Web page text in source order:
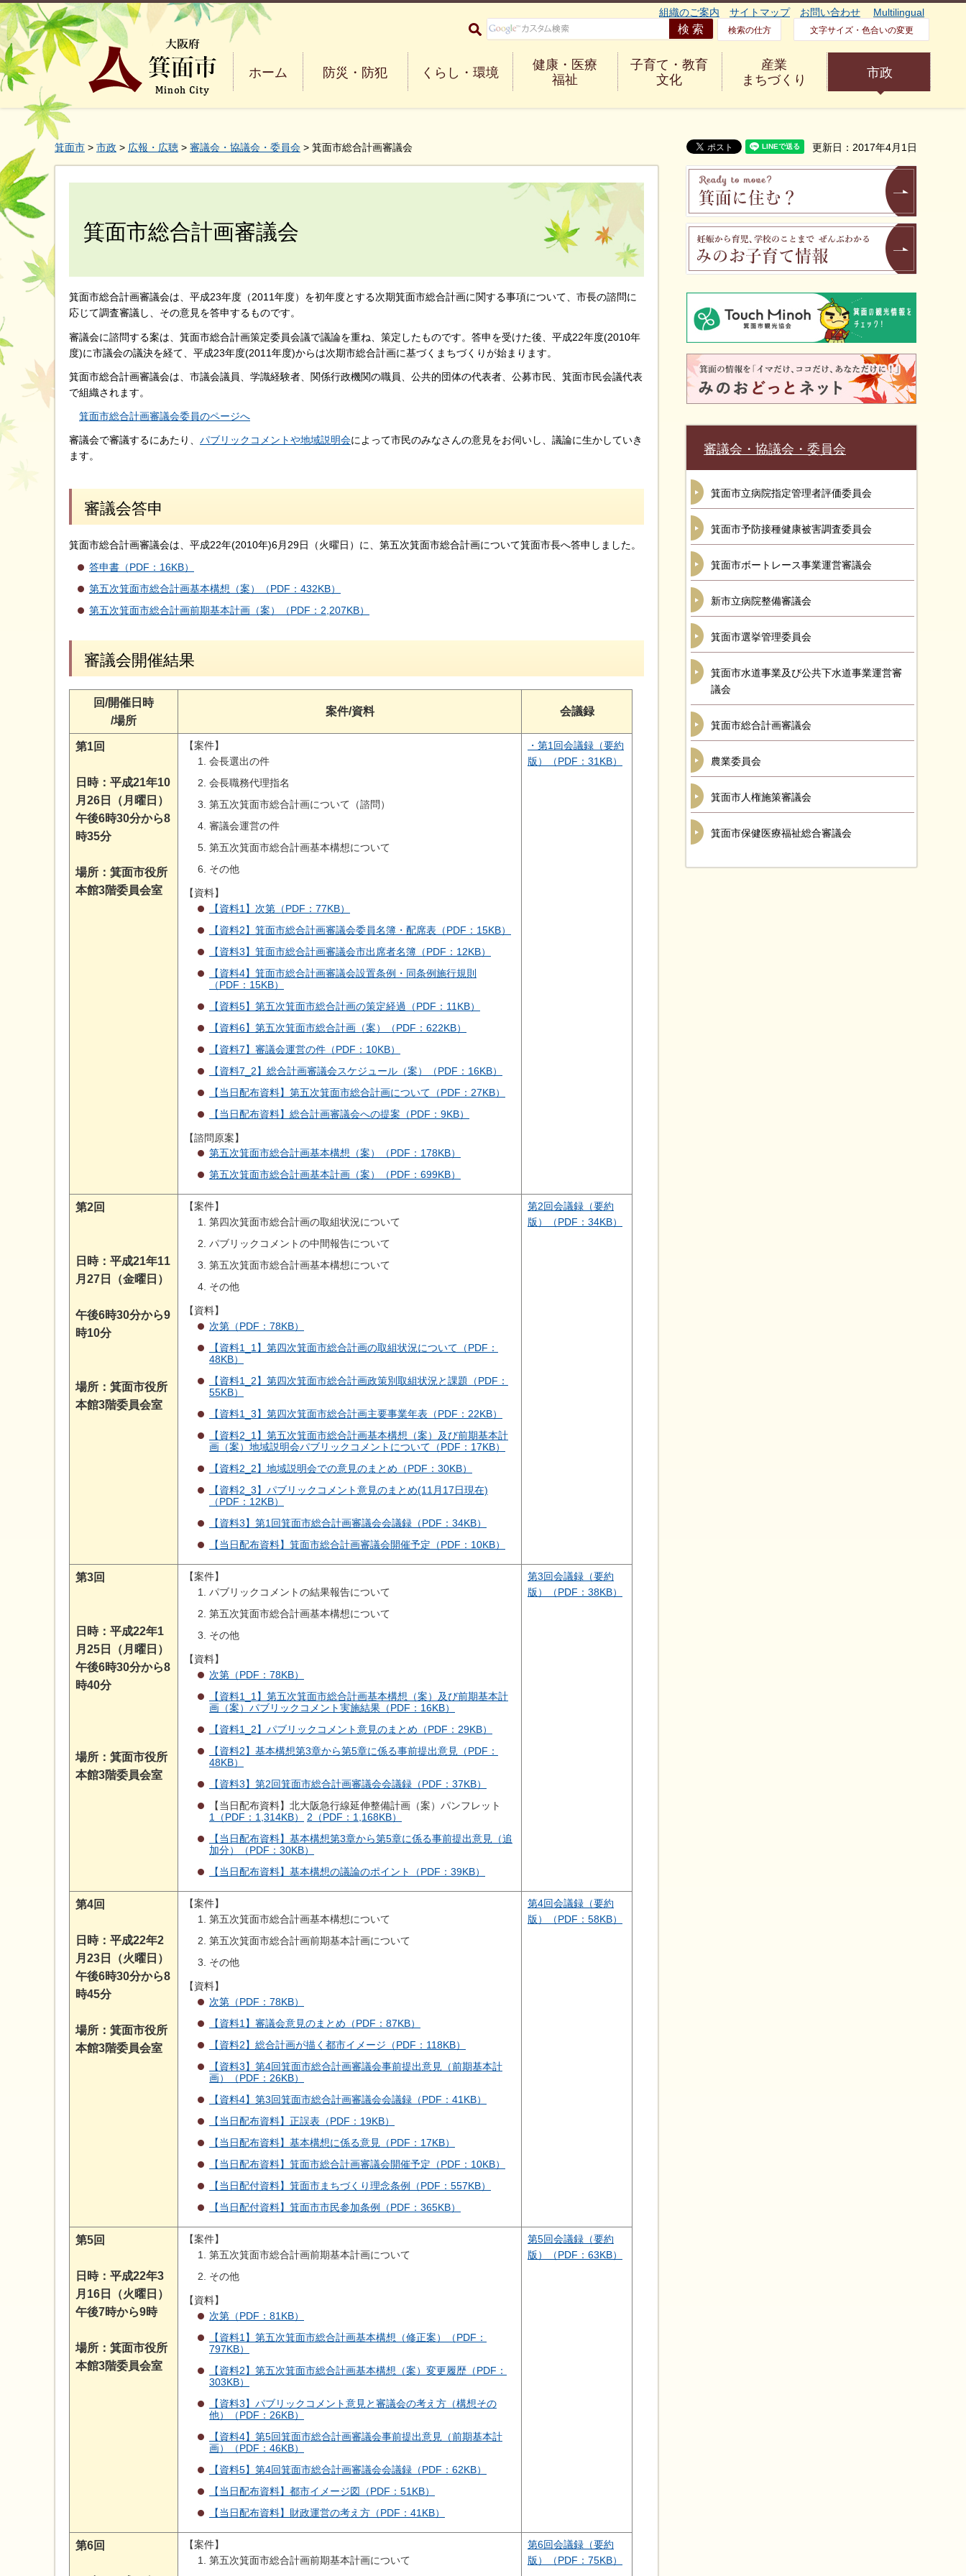
大阪府箕面市 Minoh City
組織のご案内 サイトマップ お問い合わせ Multilingual
検索の仕方 文字サイズ・色合いの変更
ホーム 防災・防犯 くらし・環境
健康・医療
福祉
子育て・教育
文化
産業
まちづくり
市政
箕面市 > 市政 > 広報・広聴 > 審議会・協議会・委員会 > 箕面市総合計画審議会 更新日：2017年4月1日
箕面市総合計画審議会
箕面市総合計画審議会は、平成23年度（2011年度）を初年度とする次期箕面市総合計画に関する事項について、市長の諮問に
応じて調査審議し、その意見を答申するものです。
審議会に諮問する案は、箕面市総合計画策定委員会議で議論を重ね、策定したものです。答申を受けた後、平成22年度(2010年
度)に市議会の議決を経て、平成23年度(2011年度)からは次期市総合計画に基づくまちづくりが始まります。
箕面市総合計画審議会は、市議会議員、学識経験者、関係行政機関の職員、公共的団体の代表者、公募市民、箕面市民会議代表
で組織されます。
箕面市総合計画審議会委員のページへ
審議会で審議するにあたり、 パブリックコメントや地域説明会によって市民のみなさんの意見をお伺いし、議論に生かしていき
ます。
審議会答申
箕面市総合計画審議会は、平成22年(2010年)6月29日（火曜日）に、第五次箕面市総合計画について箕面市長へ答申しました。
答申書（PDF：16KB）
第五次箕面市総合計画基本構想（案）（PDF：432KB）
第五次箕面市総合計画前期基本計画（案）（PDF：2,207KB）
審議会開催結果
回/開催日時
/場所
案件/資料 会議録
第1回
日時：平成21年10
月26日（月曜日）
午後6時30分から8
時35分
場所：箕面市役所
本館3階委員会室
【案件】
会長選出の件
会長職務代理指名
第五次箕面市総合計画について（諮問）
審議会運営の件
第五次箕面市総合計画基本構想について
その他
【資料】
【資料1】次第（PDF：77KB）
【資料2】箕面市総合計画審議会委員名簿・配席表（PDF：15KB）
【資料3】箕面市総合計画審議会市出席者名簿（PDF：12KB）
【資料4】箕面市総合計画審議会設置条例・同条例施行規則
（PDF：15KB）
【資料5】第五次箕面市総合計画の策定経過（PDF：11KB）
【資料6】第五次箕面市総合計画（案）（PDF：622KB）
【資料7】審議会運営の件（PDF：10KB）
【資料7_2】総合計画審議会スケジュール（案）（PDF：16KB）
【当日配布資料】第五次箕面市総合計画について（PDF：27KB）
【当日配布資料】総合計画審議会への提案（PDF：9KB）
【諮問原案】
第五次箕面市総合計画基本構想（案）（PDF：178KB）
第五次箕面市総合計画基本計画（案）（PDF：699KB）
・第1回会議録（要約
版）（PDF：31KB）
第2回
日時：平成21年11
月27日（金曜日）
午後6時30分から9
時10分
場所：箕面市役所
本館3階委員会室
【案件】
第四次箕面市総合計画の取組状況について
パブリックコメントの中間報告について
第五次箕面市総合計画基本構想について
その他
【資料】
次第（PDF：78KB）
【資料1_1】第四次箕面市総合計画の取組状況について（PDF：
48KB）
【資料1_2】第四次箕面市総合計画政策別取組状況と課題（PDF：
55KB）
【資料1_3】第四次箕面市総合計画主要事業年表（PDF：22KB）
【資料2_1】第五次箕面市総合計画基本構想（案）及び前期基本計
画（案）地域説明会パブリックコメントについて（PDF：17KB）
【資料2_2】地域説明会での意見のまとめ（PDF：30KB）
【資料2_3】パブリックコメント意見のまとめ(11月17日現在)
（PDF：12KB）
【資料3】第1回箕面市総合計画審議会会議録（PDF：34KB）
【当日配布資料】箕面市総合計画審議会開催予定（PDF：10KB）
第2回会議録（要約
版）（PDF：34KB）
第3回
日時：平成22年1
月25日（月曜日）
午後6時30分から8
時40分
場所：箕面市役所
本館3階委員会室
【案件】
パブリックコメントの結果報告について
第五次箕面市総合計画基本構想について
その他
【資料】
次第（PDF：78KB）
【資料1_1】第五次箕面市総合計画基本構想（案）及び前期基本計
画（案）パブリックコメント実施結果（PDF：16KB）
【資料1_2】パブリックコメント意見のまとめ（PDF：29KB）
【資料2】基本構想第3章から第5章に係る事前提出意見（PDF：
48KB）
【資料3】第2回箕面市総合計画審議会会議録（PDF：37KB）
【当日配布資料】北大阪急行線延伸整備計画（案）パンフレット
1（PDF：1,314KB）
2（PDF：1,168KB）
【当日配布資料】基本構想第3章から第5章に係る事前提出意見（追
加分）（PDF：30KB）
【当日配布資料】基本構想の議論のポイント（PDF：39KB）
第3回会議録（要約
版）（PDF：38KB）
第4回
日時：平成22年2
月23日（火曜日）
午後6時30分から8
時45分
場所：箕面市役所
本館3階委員会室
【案件】
第五次箕面市総合計画基本構想について
第五次箕面市総合計画前期基本計画について
その他
【資料】
次第（PDF：78KB）
【資料1】審議会意見のまとめ（PDF：87KB）
【資料2】総合計画が描く都市イメージ（PDF：118KB）
【資料3】第4回箕面市総合計画審議会事前提出意見（前期基本計
画）（PDF：26KB）
【資料4】第3回箕面市総合計画審議会会議録（PDF：41KB）
【当日配布資料】正誤表（PDF：19KB）
【当日配布資料】基本構想に係る意見（PDF：17KB）
【当日配布資料】箕面市総合計画審議会開催予定（PDF：10KB）
【当日配付資料】箕面市まちづくり理念条例（PDF：557KB）
【当日配付資料】箕面市市民参加条例（PDF：365KB）
第4回会議録（要約
版）（PDF：58KB）
第5回
日時：平成22年3
月16日（火曜日）
午後7時から9時
場所：箕面市役所
本館3階委員会室
【案件】
第五次箕面市総合計画前期基本計画について
その他
【資料】
次第（PDF：81KB）
【資料1】第五次箕面市総合計画基本構想（修正案）（PDF：
797KB）
【資料2】第五次箕面市総合計画基本構想（案）変更履歴（PDF：
303KB）
【資料3】パブリックコメント意見と審議会の考え方（構想その
他）（PDF：26KB）
【資料4】第5回箕面市総合計画審議会事前提出意見（前期基本計
画）（PDF：46KB）
【資料5】第4回箕面市総合計画審議会会議録（PDF：62KB）
【当日配布資料】都市イメージ図（PDF：51KB）
【当日配布資料】財政運営の考え方（PDF：41KB）
第5回会議録（要約
版）（PDF：63KB）
第6回
【案件】
第五次箕面市総合計画前期基本計画について
第6回会議録（要約
版）（PDF：75KB）
審議会・協議会・委員会
箕面市立病院指定管理者評価委員会
箕面市予防接種健康被害調査委員会
箕面市ボートレース事業運営審議会
新市立病院整備審議会
箕面市選挙管理委員会
箕面市水道事業及び公共下水道事業運営審
議会
箕面市総合計画審議会
農業委員会
箕面市人権施策審議会
箕面市保健医療福祉総合審議会